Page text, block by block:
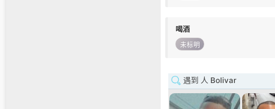
喝酒
未标明
遇到 人 Bolivar